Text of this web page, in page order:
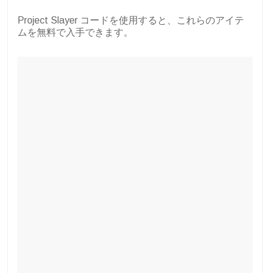
Project Slayer コードを使用すると、これらのアイテ
ムを無料で入手できます。